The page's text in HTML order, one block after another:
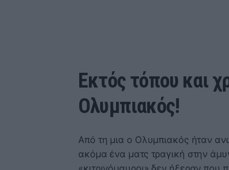
Εκτός τόπου και
Ολυμπιακός!
Από τη μια ο Ολυμπιακός ήταν
ακόμα ένα ματς τραγική στην